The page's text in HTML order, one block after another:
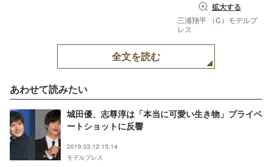
拡大する
三浦翔平 （C）モデルプ
レス
全文を読む
あわせて読みたい
城田優、志尊淳は「本当に可愛い生き物」プライベ
ートショットに反響
2019.03.12 15:14
モデルプレス